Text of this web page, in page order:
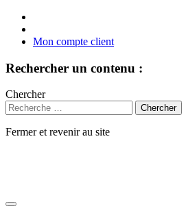
Mon compte client
Rechercher un contenu :
Chercher
Fermer et revenir au site